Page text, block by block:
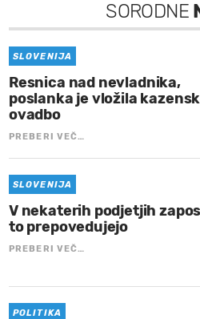
SORODNE
SLOVENIJA
Resnica nad nevladnika,
poslanka je vložila
ovadbo
PREBERI VEČ…
SLOVENIJA
V nekaterih podjetjih
to prepovedujejo
PREBERI VEČ…
POLITIKA